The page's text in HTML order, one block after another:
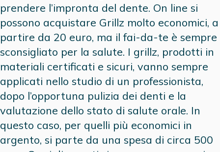
prendere l’impronta del dente. On line si
possono acquistare Grillz molto economici, a
partire da 20 euro, ma il fai-da-te è sempre
sconsigliato per la salute. I grillz, prodotti in
materiali certificati e sicuri, vanno sempre
applicati nello studio di un professionista,
dopo l’opportuna pulizia dei denti e la
valutazione dello stato di salute orale. In
questo caso, per quelli più economici in
argento, si parte da una spesa di circa 500